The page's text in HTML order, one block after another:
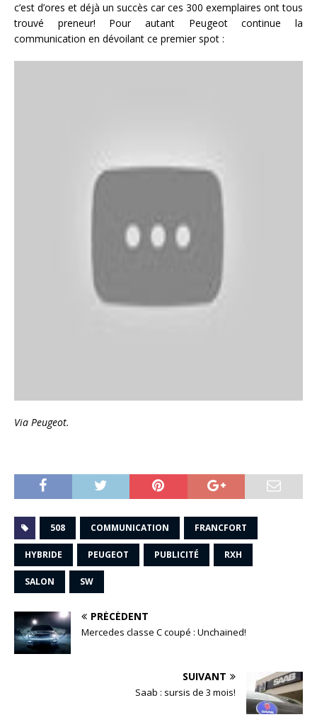
c’est d’ores et déjà un succès car ces 300 exemplaires ont tous
trouvé preneur! Pour autant Peugeot continue la
communication en dévoilant ce premier spot :
Via Peugeot.
508 COMMUNICATION FRANCFORT
HYBRIDE PEUGEOT PUBLICITÉ RXH
SALON SW
PRÉCÉDENT
Mercedes classe C coupé : Unchained!
SUIVANT
Saab : sursis de 3 mois!